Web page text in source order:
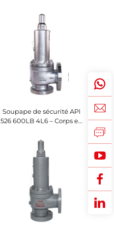
WCB/316 – Réglable pour
systèmes de
chaudières/compresseurs
Soupape de sécurité API
526 600LB 4L6 – Corps en
protection haute pression
gaz/liquide, pour industrie
pétrolière, pétrochimique
et centrales électriques